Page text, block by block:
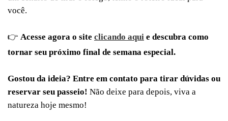
você.
👉 Acesse agora o site clicando aqui e descubra como
tornar seu próximo final de semana especial.
Gostou da ideia? Entre em contato para tirar dúvidas ou
reservar seu passeio! Não deixe para depois, viva a
natureza hoje mesmo!